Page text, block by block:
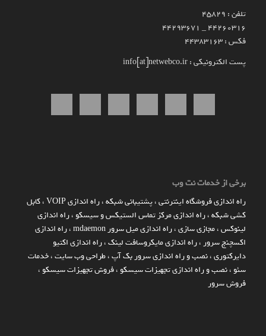
تلفن : 45829
۴۴۲۶۰۳۱۶ _ 44293671
فکس : 44383163
پست الکترونیکی : info[at]netwebco.ir
برخی از خدمات نت وب
راه اندازي فروشگاه اينترنتي،پشتیبانی شبکه،راه اندازی VOIP ،کابل
کشی شبکه،راه اندازی مرکز تماس الستیکس و سیسکو ،راه اندازی
لینوکس،مجازی سازی،راه اندازی میل سرور mdaemon ،راه اندازی
اکسچنج سرور ،راه اندازی مایکروسافت لینک،راه اندازی اکتیو
دایرکتوری،نصب و راه اندازی سرور بک آپ،طراحی وب سایت،خدمات
سئو ،نصب و راه اندازی تجهیزات سیسکو ،فروش تجهیزات سیسکو ،
فروش سرور